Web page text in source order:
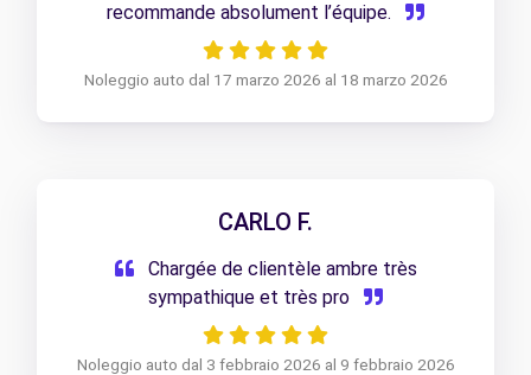
recommande absolument l’équipe.
Noleggio auto dal 17 marzo 2026 al 18 marzo 2026
CARLO F.
Chargée de clientèle ambre très
sympathique et très pro
Noleggio auto dal 3 febbraio 2026 al 9 febbraio 2026